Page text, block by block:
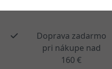
Doprava zadarmo
pri nákupe nad
160 €